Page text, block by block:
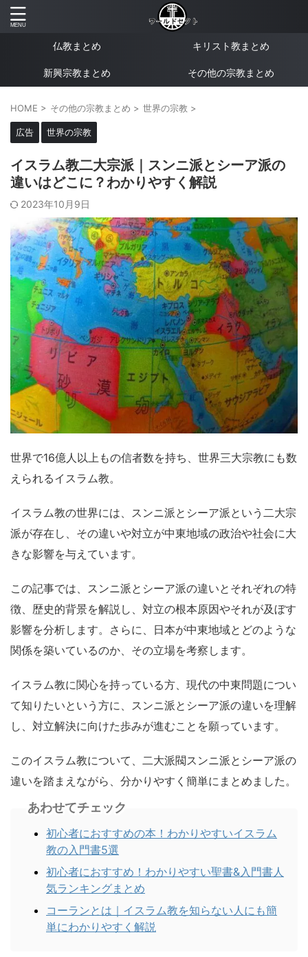
仏教まとめ キリスト教まとめ
新興宗教まとめ その他の宗教まとめ
HOME > その他の宗教まとめ > 世界の宗教 >
広告 世界の宗教
イスラム教二大宗派｜スンニ派とシーア派の
違いはどこに？わかりやすく解説
2023年10月9日
世界で16億人以上もの信者数を持ち、世界三大宗教にも数
えられるイスラム教。
イスラム教の世界には、スンニ派とシーア派という二大宗
派が存在し、その違いや対立が中東地域の政治や社会に大
きな影響を与えています。
この記事では、スンニ派とシーア派の違いとそれぞれの特
徴、歴史的背景を解説し、対立の根本原因やそれが及ぼす
影響を分析します。さらに、日本が中東地域とどのような
関係を築いているのか、その立場を考察します。
イスラム教に関心を持っている方、現代の中東問題につい
て知りたいという方に、スンニ派とシーア派の違いを理解
し、対立解決に向けた歩みが進むことを願っています。
このイスラム教について、二大派閥スンニ派とシーア派の
違いを踏まえながら、分かりやすく簡単にまとめました。
あわせてチェック
初心者におすすめの本！わかりやすいイスラム
教の入門書5選
初心者におすすめ！わかりやすい聖書&入門書人
気ランキングまとめ
コーランとは｜イスラム教を知らない人にも簡
単にわかりやすく解説